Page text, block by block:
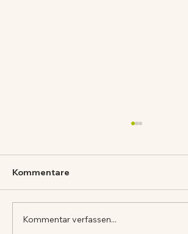
BRUSCHETTA
Kommentare
Kommentar verfassen...